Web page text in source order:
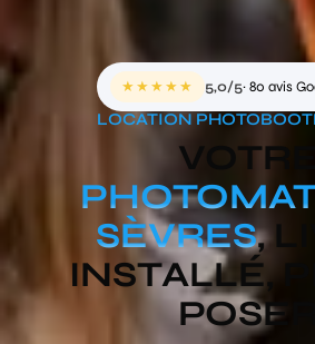
★★★★★ 5,0/5· 80 avis
LOCATION
VOTRE
SÈVRES,
INSTALLÉ,
POSER